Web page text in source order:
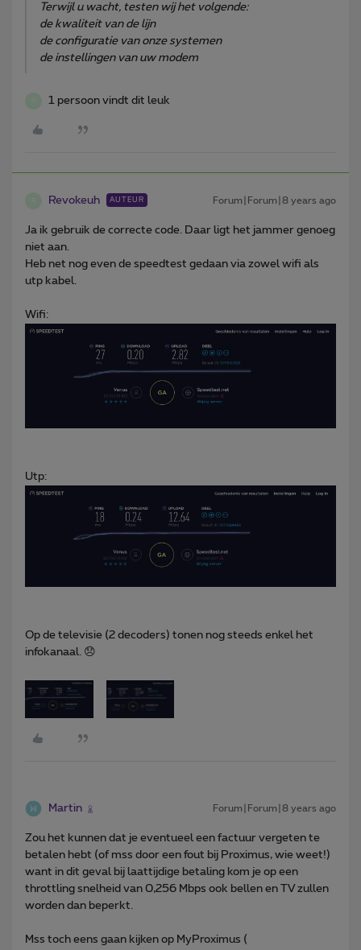
Terwijl u wacht, testen wij het volgende:
de kwaliteit van de lijn
de configuratie van onze systemen
de instellingen van uw modem
1 persoon vindt dit leuk
Revokeuh AUTEUR Forum|Forum|8 years ago
Ja ik gebruik de correcte code. Daar ligt het jammer genoeg
niet aan.
Heb net nog even de speedtest gedaan via zowel wifi als
utp kabel.
Wifi:
Utp:
Op de televisie (2 decoders) tonen nog steeds enkel het
infokanaal. 😞
Martin Forum|Forum|8 years ago
Zou het kunnen dat je eventueel een factuur vergeten te
betalen hebt (of mss door een fout bij Proximus, wie weet!)
want in dit geval bij laattijdige betaling kom je op een
throttling snelheid van 0,256 Mbps ook bellen en TV zullen
worden dan beperkt.
Mss toch eens gaan kijken op MyProximus (